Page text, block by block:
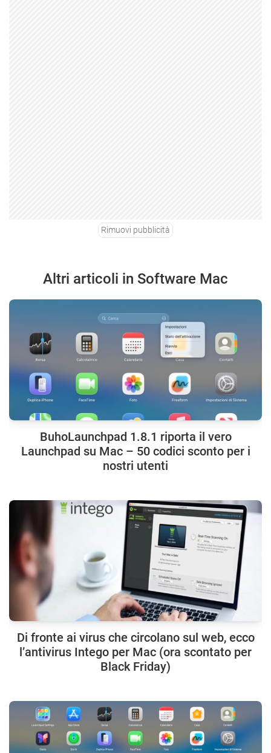
Rimuovi pubblicità
Altri articoli in Software Mac
BuhoLaunchpad 1.8.1 riporta il vero
Launchpad su Mac – 50 codici sconto per i
nostri utenti
Di fronte ai virus che circolano sul web, ecco
l’antivirus Intego per Mac (ora scontato per
Black Friday)